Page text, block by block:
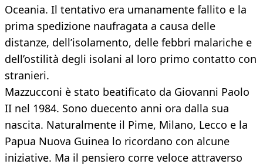
Oceania. Il tentativo era umanamente fallito e la
prima spedizione naufragata a causa delle
distanze, dell’isolamento, delle febbri malariche e
dell’ostilità degli isolani al loro primo contatto con
stranieri.
Mazzucconi è stato beatificato da Giovanni Paolo
II nel 1984. Sono duecento anni ora dalla sua
nascita. Naturalmente il Pime, Milano, Lecco e la
Papua Nuova Guinea lo ricordano con alcune
iniziative. Ma il pensiero corre veloce attraverso